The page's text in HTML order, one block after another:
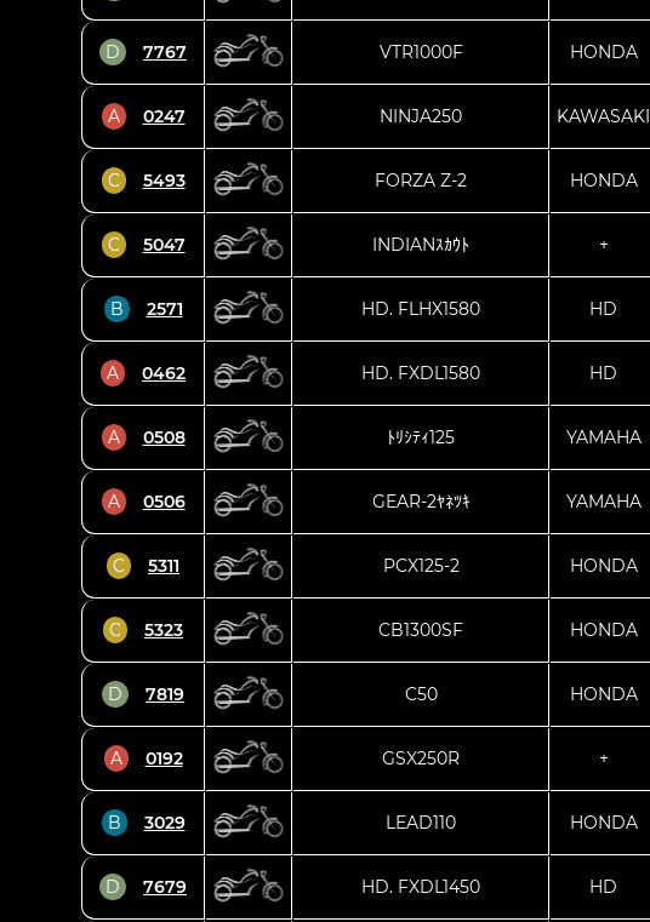
D 7767 VTR1000F HONDA
A 0247 NINJA250 KAWASAKI
C 5493 FORZA Z-2 HONDA
C 5047 INDIANｽｶｳﾄ +
B 2571 HD. FLHX1580 HD
A 0462 HD. FXDL1580 HD
A 0508 ﾄﾘｼﾃｨ125 YAMAHA
A 0506 GEAR-2ﾔﾈﾂｷ YAMAHA
C 5311 PCX125-2 HONDA
C 5323 CB1300SF HONDA
D 7819 C50 HONDA
A 0192 GSX250R +
B 3029 LEAD110 HONDA
D 7679 HD. FXDL1450 HD